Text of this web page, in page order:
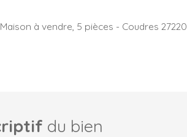
Maison à vendre, 5 pièces - Coudres 27220
du bien